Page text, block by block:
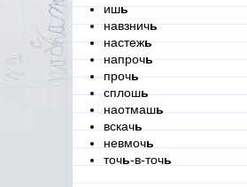
ишь
навзничь
настежь
напрочь
прочь
сплошь
наотмашь
вскачь
невмочь
точь-в-точь